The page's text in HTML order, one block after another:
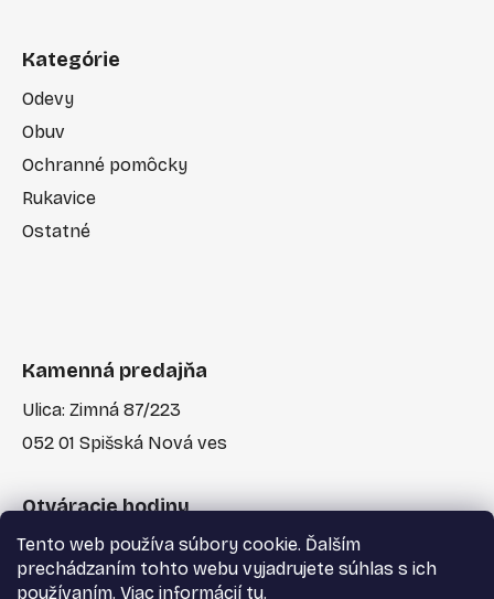
Tento web používa súbory cookie. Ďalším
prechádzaním tohto webu vyjadrujete súhlas s ich
používaním. Viac informácií tu.
Kategórie
Odevy
Obuv
Ochranné pomôcky
Rukavice
Ostatné
Kamenná predajňa
Ulica: Zimná 87/223
052 01 Spišská Nová ves
Otváracie hodiny
Po-Pia: 7:30 - 17:00